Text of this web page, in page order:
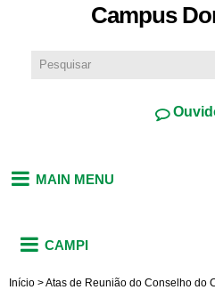
Campus
MAIN MENU
CAMPI
Início >Atas de Reunião do Conselho do